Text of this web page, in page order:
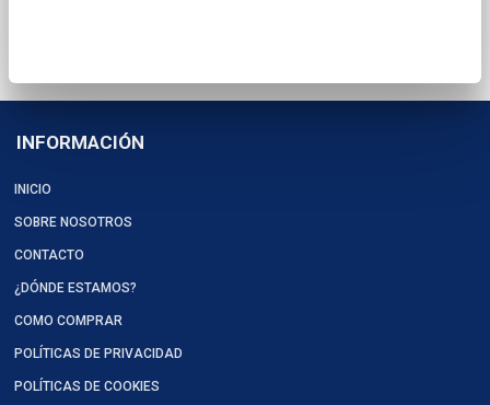
INFORMACIÓN
INICIO
SOBRE NOSOTROS
CONTACTO
¿DÓNDE ESTAMOS?
COMO COMPRAR
POLÍTICAS DE PRIVACIDAD
POLÍTICAS DE COOKIES